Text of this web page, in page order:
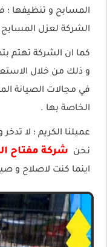
المسابح و تنظيفها ؛
الشركة لعزل المسابح
كما ان الشركة تهتم
و ذلك من خلال
في مجالات الصيانة
الخاصة بها .
عميلنا الكريم ؛ لا
نحن
شركة مفتاح
اينما كنت لاصلاح و